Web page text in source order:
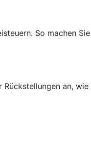
So machen Sie
an, wie